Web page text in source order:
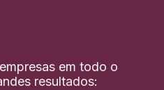
em todo o
resultados: